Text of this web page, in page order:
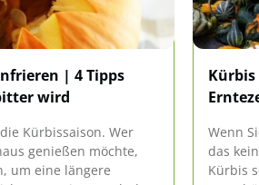
| 4 Tipps
wird
Kürbissaison. Wer
genießen möchte,
um eine längere
Kürbis
Wenn
das
Kürbis